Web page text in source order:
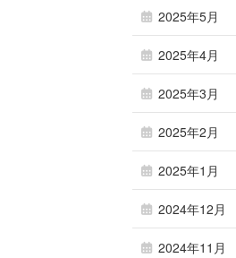
2025年5月
2025年4月
2025年3月
2025年2月
2025年1月
2024年12月
2024年11月